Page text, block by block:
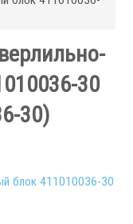
30
30)